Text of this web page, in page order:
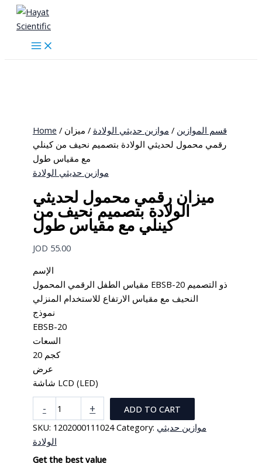
Skip
content
Home / قسم الموازين / موازين حديثي الولادة / ميزان
رقمي محمول لحديثي الولادة بتصميم نحيف من كينلي
مع مقياس طول
موازين حديثي الولادة
ميزان رقمي محمول لحديثي
الولادة بتصميم نحيف من
كينلي مع مقياس طول
JOD 55.00
الإسم
مقياس الطفل الرقمي المحمول EBSB-20 ذو التصميم
النحيف مع مقياس الارتفاع للاستخدام المنزلي
نموذج
EBSB-20
السعات
20 كجم
عرض
شاشة LCD (LED)
-
رقمي
محمول
لحديثي
الولادة
+
ADD TO CART
SKU: 1202000111024 Category: موازين حديثي
الولادة
Get the best value